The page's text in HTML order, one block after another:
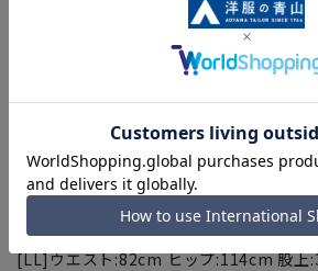
※適応サイズは目安の寸法になります。
[M]ウエスト:74cm ヒップ:106cm 股上
幅:31cm
[L]ウエスト:78cm ヒップ:110cm 股上
幅:32cm
[LL]ウエスト:82cm ヒップ:114cm 股上